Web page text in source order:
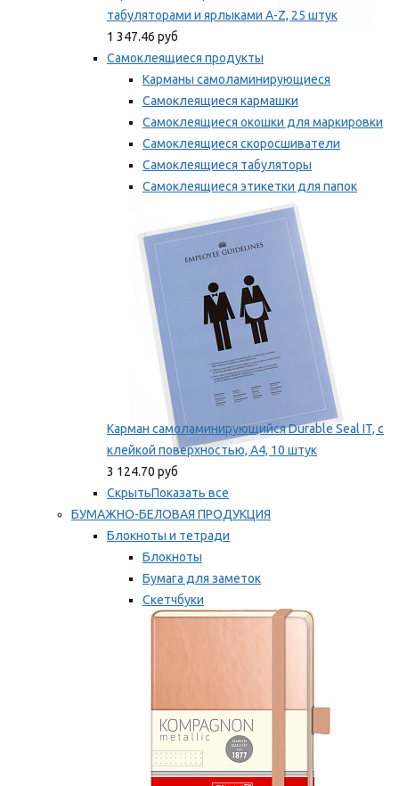
табуляторами и ярлыками A-Z, 25 штук
1 347.46 руб
Самоклеящиеся продукты
Карманы самоламинирующиеся
Самоклеящиеся кармашки
Самоклеящиеся окошки для маркировки
Самоклеящиеся скоросшиватели
Самоклеящиеся табуляторы
Самоклеящиеся этикетки для папок
Таблички для маркировки
Мы рекомендуем
Карман самоламинирующийся Durable Seal IT, с
клейкой поверхностью, A4, 10 штук
3 124.70 руб
СкрытьПоказать все
БУМАЖНО-БЕЛОВАЯ ПРОДУКЦИЯ
Блокноты и тетради
Блокноты
Бумага для заметок
Скетчбуки
Тетради